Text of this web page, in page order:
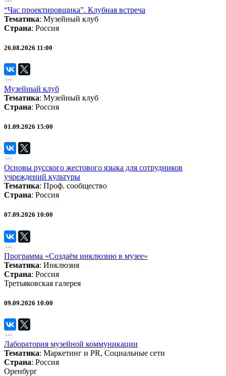
“Час проектировщика”. Клубная встреча
Тематика: Музейный клуб
Страна: Россия
26.08.2026 11:00
Музейный клуб
Тематика: Музейный клуб
Страна: Россия
01.09.2026 15:00
Основы русского жестового языка для сотрудников
учреждений культуры
Тематика: Проф. сообщество
Страна: Россия
07.09.2026 10:00
Программа «Создаём инклюзию в музее»
Тематика: Инклюзия
Страна: Россия
Третьяковская галерея
09.09.2026 10:00
Лаборатория музейной коммуникации
Тематика: Маркетинг и PR, Социальные сети
Страна: Россия
Оренбург